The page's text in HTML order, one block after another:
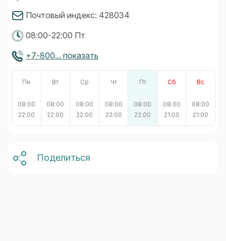
Почтовый индекс: 428034
08:00-22:00 Пт
+7-800... показать
Пн
08:00
22:00
Вт
08:00
22:00
Ср
08:00
22:00
Чт
08:00
22:00
Пт
08:00
22:00
Сб
08:00
21:00
Вс
08:00
21:00
Поделиться